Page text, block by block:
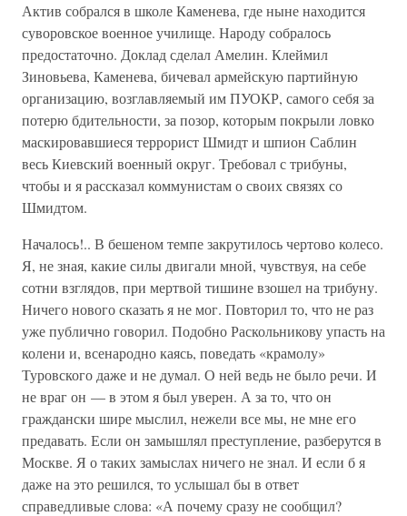
Актив собрался в школе Каменева, где ныне находится
суворовское военное училище. Народу собралось
предостаточно. Доклад сделал Амелин. Клеймил
Зиновьева, Каменева, бичевал армейскую партийную
организацию, возглавляемый им ПУОКР, самого себя за
потерю бдительности, за позор, которым покрыли ловко
маскировавшиеся террорист Шмидт и шпион Саблин
весь Киевский военный округ. Требовал с трибуны,
чтобы и я рассказал коммунистам о своих связях со
Шмидтом.
Началось!.. В бешеном темпе закрутилось чертово колесо.
Я, не зная, какие силы двигали мной, чувствуя, на себе
сотни взглядов, при мертвой тишине взошел на трибуну.
Ничего нового сказать я не мог. Повторил то, что не раз
уже публично говорил. Подобно Раскольникову упасть на
колени и, всенародно каясь, поведать «крамолу»
Туровского даже и не думал. О ней ведь не было речи. И
не враг он — в этом я был уверен. А за то, что он
граждански шире мыслил, нежели все мы, не мне его
предавать. Если он замышлял преступление, разберутся в
Москве. Я о таких замыслах ничего не знал. И если б я
даже на это решился, то услышал бы в ответ
справедливые слова: «А почему сразу не сообщил?